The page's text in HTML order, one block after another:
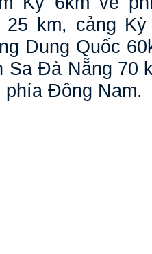
km, cảng
Dung Quốc
Sa Đà Nẵng 70
Đông Nam.